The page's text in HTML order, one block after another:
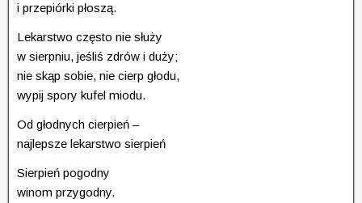
i przepiórki płoszą.
Lekarstwo często nie służy
w sierpniu, jeśliś zdrów i duży;
nie skąp sobie, nie cierp głodu,
wypij spory kufel miodu.
Od głodnych cierpień –
najlepsze lekarstwo sierpień
Sierpień pogodny
winom przygodny.